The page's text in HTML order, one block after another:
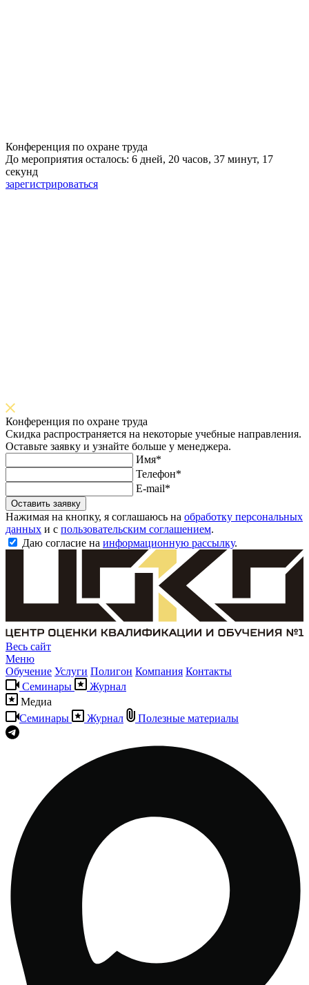
Конференция по охране труда
До мероприятия осталось: 6 дней, 20 часов, 37 минут, 17
секунд
зарегистрироваться
Конференция по охране труда
Скидка распространяется на некоторые учебные направления.
Оставьте заявку и узнайте больше у менеджера.
Имя*
Телефон*
E-mail*
Оставить заявку
Нажимая на кнопку, я соглашаюсь на обработку персональных
данных и с пользовательским соглашением.
Даю согласие на информационную рассылку.
Весь сайт
Меню
Обучение Услуги Полигон Компания Контакты
Семинары
Журнал
Медиа
Семинары
Журнал Полезные материалы